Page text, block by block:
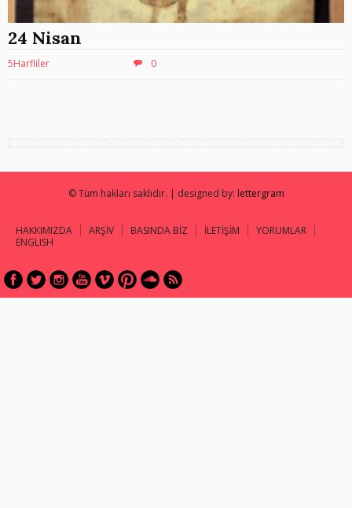
24 Nisan
5Harfliler 0
© Tüm hakları saklıdır. | designed by: lettergram
HAKKIMIZDA ARŞİV BASINDA BİZ İLETİŞİM
YORUMLAR
ENGLISH